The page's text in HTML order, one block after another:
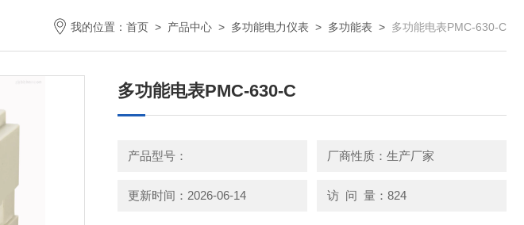
我的位置： 首页 > 产品中心 > 多功能电力仪表 > 多功能表 > 多功能电表PMC-630-C
多功能电表PMC-630-C
产品型号： 厂商性质：生产厂家
更新时间：2026-06-14 访 问 量：824